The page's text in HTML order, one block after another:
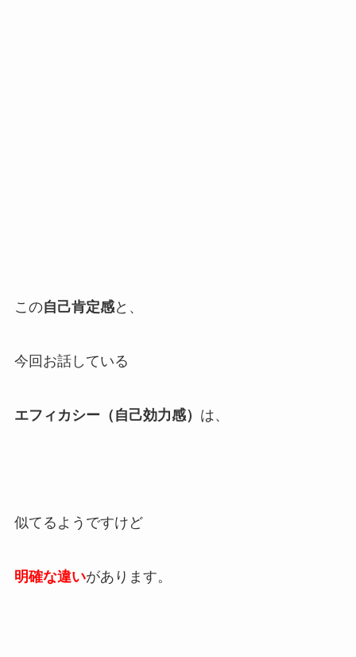
この自己肯定感と、
今回お話している
エフィカシー（自己効力感） は、
似てるようですけど
明確な違いがあります。